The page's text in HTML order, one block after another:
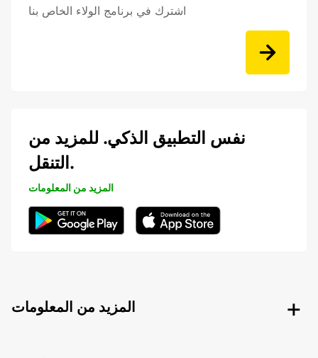
اشترك في برنامج الولاء الخاص بنا
نفس التطبيق الذكي. للمزيد من
التنقل.
المزيد من المعلومات
المزيد من المعلومات